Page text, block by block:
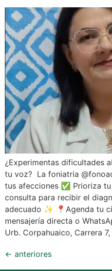
¿Experimentas dificultades
tu voz? La foniatria
tus afecciones ✅ Prioriza
consulta para recibir el
adecuado ✨ 📍Agenda tu
mensajería directa o
Urb. Corpahuaico, Carrera
← anteriores